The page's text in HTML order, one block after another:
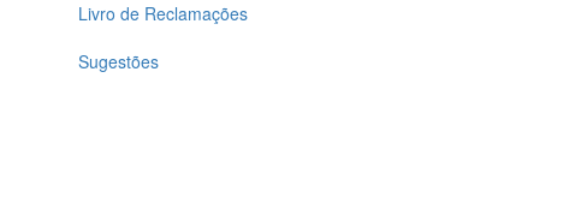
Livro de Reclamações
Sugestões